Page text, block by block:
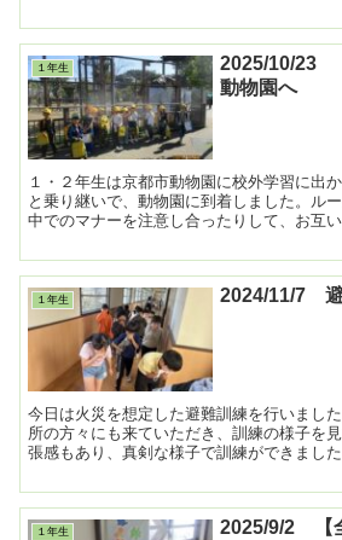
１年生
2025/10/23
動物園へ
１・２年生は京都市動物園に校外学習に出
と乗り継いで、動物園に到着しました。ル
中でのマナーを注意し合ったりして、お互
１年生 2024/11/7 避
今日は火災を想定した避難訓練を行いまし
所の方々にも来ていただき、訓練の様子を
張感もあり、真剣な様子で訓練ができました
１年生 2025/9/2 【